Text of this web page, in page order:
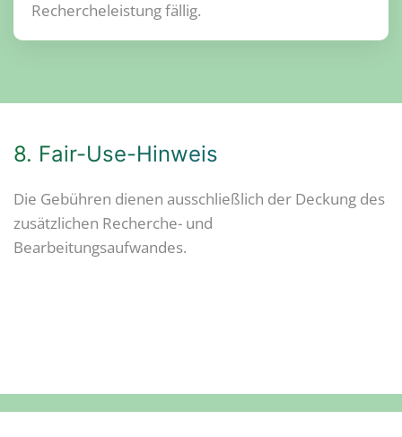
Rechercheleistung fällig.
8. Fair-Use-Hinweis
Die Gebühren dienen ausschließlich der Deckung des
zusätzlichen Recherche- und
Bearbeitungsaufwandes.